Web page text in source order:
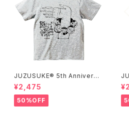
JUZUSUKE® 5th Anniversa
ry Tee
¥2,475
50%OFF
ry